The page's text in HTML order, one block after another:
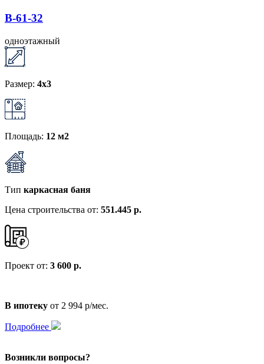
B-61-32
одноэтажный
Размер: 4x3
Площадь: 12 м2
Тип каркасная баня
Цена строительства от: 551.445 р.
Проект от: 3 600 р.
В ипотеку от 2 994 р/мес.
Подробнее
Возникли вопросы?